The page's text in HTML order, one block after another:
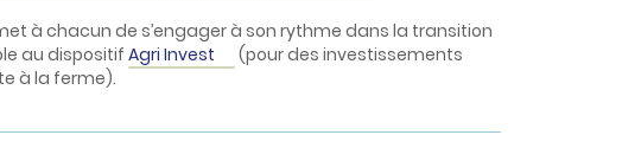
à chacun de s’engager à son rythme dans la transition
au dispositif Agri Invest
(pour des investissements
à la ferme).